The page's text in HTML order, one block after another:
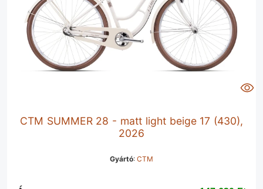
CTM SUMMER 28 - matt light beige 17 (430),
2026
Gyártó:CTM